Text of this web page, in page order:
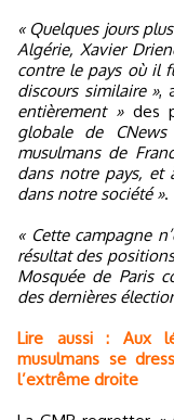
« Quelques jours
Algérie, Xavier
contre le pays où il
discours similaire »,
entièrement »des
globale de
musulmans de
dans notre pays, et
dans notre société ».
« Cette campagne
résultat des
Mosquée de Paris
des dernières
Lire aussi : Aux
musulmans se
l’extrême droite